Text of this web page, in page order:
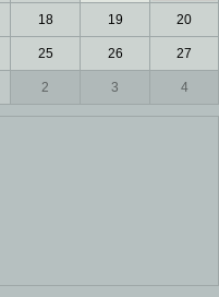
18 19 20
25 26 27
2 3 4